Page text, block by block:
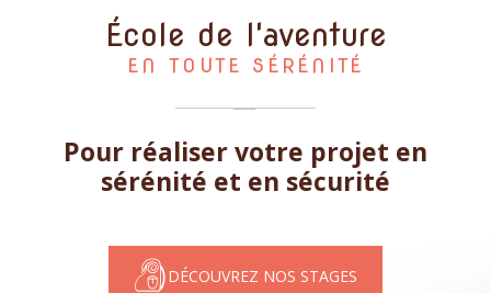
École de l'aventure
EN TOUTE SÉRÉNITÉ
Pour réaliser votre projet en
sérénité et en sécurité
DÉCOUVREZ NOS STAGES